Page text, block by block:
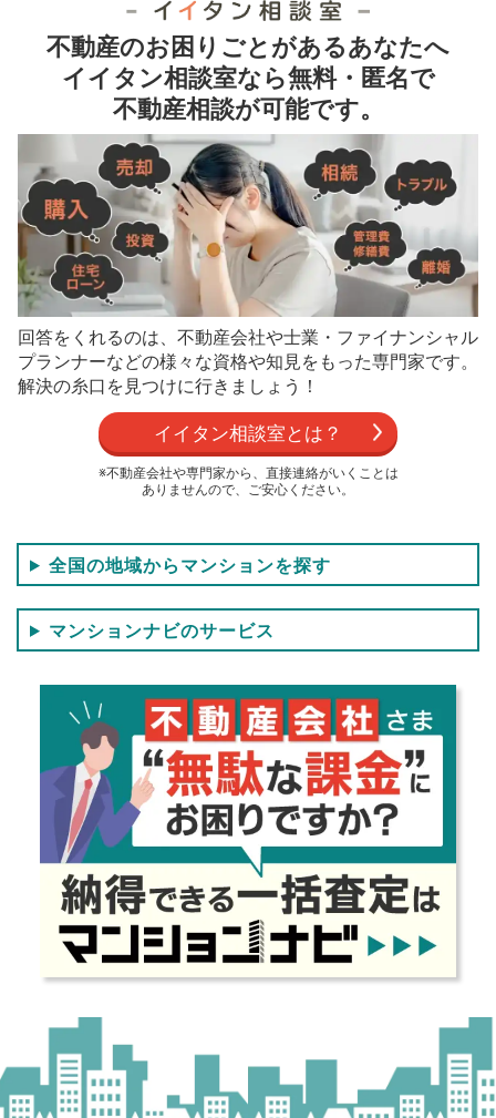
不動産のお困りごとがあるあなたへ
イイタン相談室なら無料・匿名で
不動産相談が可能です。
回答をくれるのは、不動産会社や士業・ファイナンシャル
プランナーなどの様々な資格や知見をもった専門家です。
解決の糸口を見つけに行きましょう！
イイタン相談室とは？
※不動産会社や専門家から、直接連絡がいくことは
ありませんので、ご安心ください。
全国の地域からマンションを探す
マンションナビのサービス